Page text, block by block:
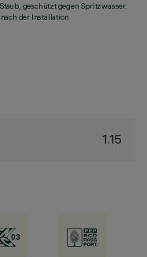
geschützt gegen Spritzwasser.
der Installation
1.15